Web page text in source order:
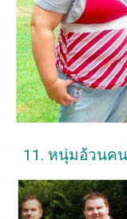
11. หนุ่มอ้วนค